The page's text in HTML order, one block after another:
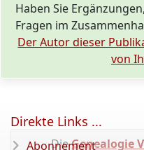
Haben Sie
Fragen im
Der Autor dieser
von
DieGenealogie
Direkte Links ...
Abonnement